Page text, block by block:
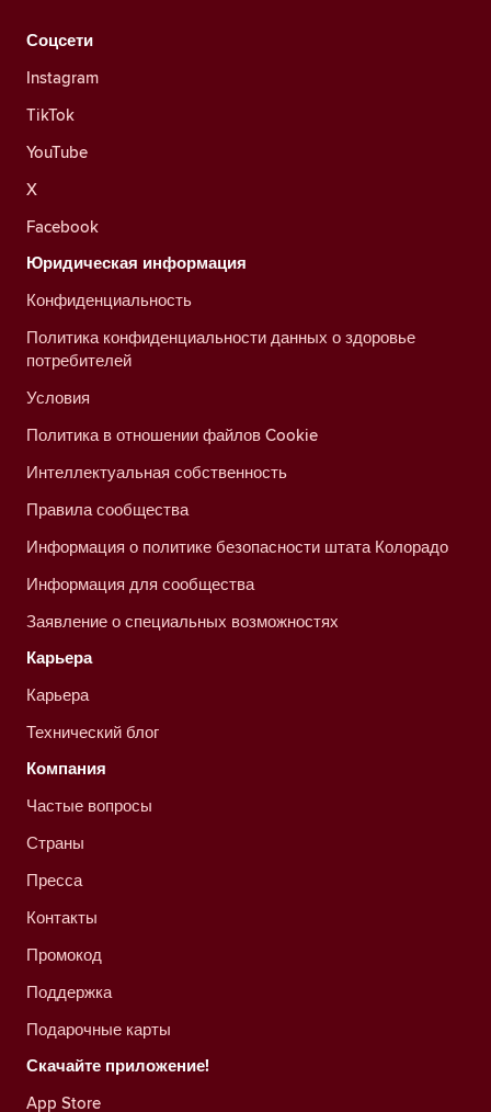
Соцсети
Instagram
TikTok
YouTube
X
Facebook
Юридическая информация
Конфиденциальность
Политика конфиденциальности данных о здоровье
потребителей
Условия
Политика в отношении файлов Cookie
Интеллектуальная собственность
Правила сообщества
Информация о политике безопасности штата Колорадо
Информация для сообщества
Заявление о специальных возможностях
Карьера
Карьера
Технический блог
Компания
Частые вопросы
Страны
Пресса
Контакты
Промокод
Поддержка
Подарочные карты
Скачайте приложение!
App Store